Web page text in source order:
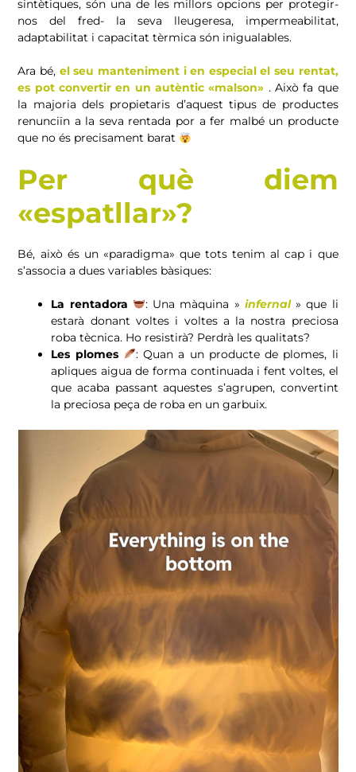
sintètiques, són una de les millors opcions per protegir-
nos del fred- la seva lleugeresa, impermeabilitat,
adaptabilitat i capacitat tèrmica són inigualables.
Ara bé, el seu manteniment i en especial el seu rentat,
es pot convertir en un autèntic «malson» . Això fa que
la majoria dels propietaris d’aquest tipus de productes
renunciïn a la seva rentada por a fer malbé un producte
que no és precisament barat
Per què diem
«espatllar»?
Bé, això és un «paradigma» que tots tenim al cap i que
s’associa a dues variables bàsiques:
La rentadora : Una màquina » infernal» que li
estarà donant voltes i voltes a la nostra preciosa
roba tècnica. Ho resistirà? Perdrà les qualitats?
Les plomes
: Quan a un producte de plomes, li
apliques aigua de forma continuada i fent voltes, el
que acaba passant aquestes s’agrupen, convertint
la preciosa peça de roba en un garbuix.